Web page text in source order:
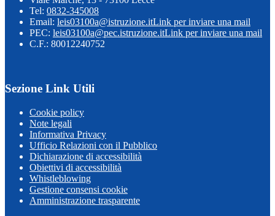
Tel: 0832-345008
Email: leis03100a@istruzione.itLink per inviare una mail
PEC: leis03100a@pec.istruzione.itLink per inviare una mail
C.F.: 80012240752
Sezione Link Utili
Cookie policy
Note legali
Informativa Privacy
Ufficio Relazioni con il Pubblico
Dichiarazione di accessibilità
Obiettivi di accessibilità
Whistleblowing
Gestione consensi cookie
Amministrazione trasparente